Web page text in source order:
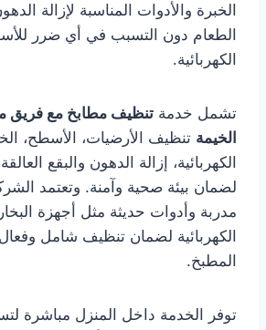
الخبرة والأدوات المناسبة لإزالة
الطعام دون التسبب في أي ضرر
الكهربائية.
تشمل خدمة تنظيف مطابخ مع
الخيمة تنظيف الأرضيات، الأسطح،
الكهربائية، إزالة الدهون والبقع
لضمان بيئة صحية وآمنة. وتعتمد
مدربة وأدوات حديثة مثل أجهزة
الكهربائية لضمان تنظيف شامل وفعال
المطبخ.
توفر الخدمة داخل المنزل مباشرة